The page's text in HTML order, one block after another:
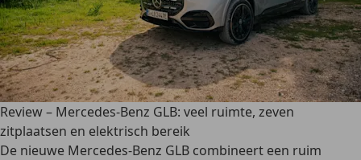
Review – Mercedes-Benz GLB: veel ruimte, zeven
zitplaatsen en elektrisch bereik
De nieuwe Mercedes-Benz GLB combineert een ruim